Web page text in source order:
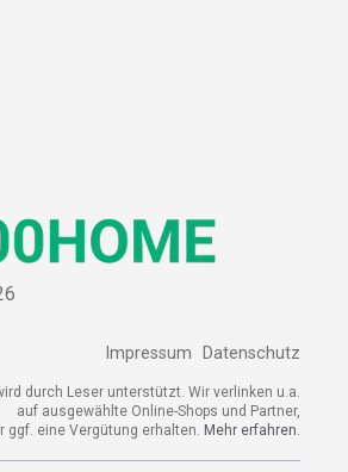
Impressum Datenschutz
durch Leser unterstützt. Wir verlinken u.a.
auf ausgewählte Online-Shops und Partner,
ggf. eine Vergütung erhalten. Mehr erfahren.